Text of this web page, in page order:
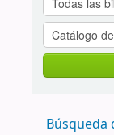
Búsqueda